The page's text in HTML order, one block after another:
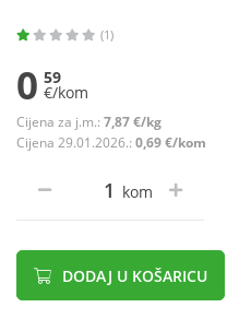
(1)
0 59
€/kom
Cijena za j.m.: 7,87 €/kg
Cijena 29.01.2026.: 0,69 €/kom
kom
DODAJ U KOŠARICU